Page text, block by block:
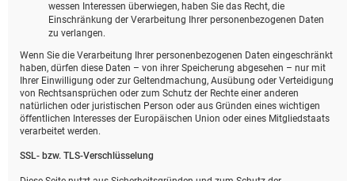
wessen Interessen überwiegen, haben Sie das Recht, die
Einschränkung der Verarbeitung Ihrer personenbezogenen Daten
zu verlangen.
Wenn Sie die Verarbeitung Ihrer personenbezogenen Daten eingeschränkt
haben, dürfen diese Daten – von ihrer Speicherung abgesehen – nur mit
Ihrer Einwilligung oder zur Geltendmachung, Ausübung oder Verteidigung
von Rechtsansprüchen oder zum Schutz der Rechte einer anderen
natürlichen oder juristischen Person oder aus Gründen eines wichtigen
öffentlichen Interesses der Europäischen Union oder eines Mitgliedstaats
verarbeitet werden.
SSL- bzw. TLS-Verschlüsselung